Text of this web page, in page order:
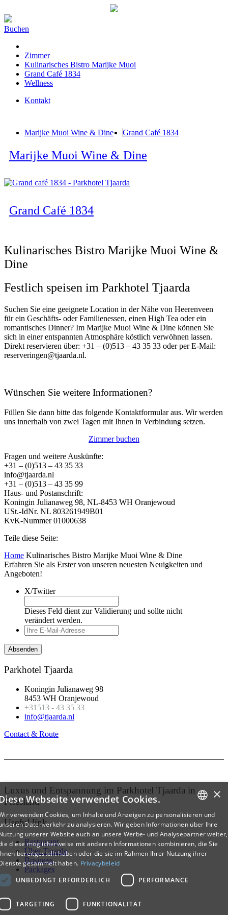
Buchen
Zimmer
Kulinarisches Bistro Marijke Muoi
Grand Café 1834
Wellness
Kontakt
Marijke Muoi Wine & Dine Grand Café 1834
Marijke Muoi Wine & Dine
Grand Café 1834
Kulinarisches Bistro Marijke Muoi Wine &
Dine
Festlich speisen im Parkhotel Tjaarda
Suchen Sie eine geeignete Location in der Nähe von Heerenveen
für ein Geschäfts- oder Familienessen, einen High Tea oder ein
romantisches Dinner? Im Marijke Muoi Wine & Dine können Sie
sich in einer entspannten Atmosphäre köstlich verwöhnen lassen.
Direkt reservieren über: +31 – (0)513 – 43 35 33 oder per E-Mail:
reserveringen@tjaarda.nl.
Wünschen Sie weitere Informationen?
Füllen Sie dann bitte das folgende Kontaktformular aus. Wir werden
uns innerhalb von zwei Tagen mit Ihnen in Verbindung setzen.
Zimmer buchen
Fragen und weitere Auskünfte:
+31 – (0)513 – 43 35 33
info@tjaarda.nl
+31 – (0)513 – 43 35 99
Haus- und Postanschrift:
Koningin Julianaweg 98, NL-8453 WH Oranjewoud
USt.-IdNr. NL 803261949B01
KvK-Nummer 01000638
Teile diese Seite:
Home Kulinarisches Bistro Marijke Muoi Wine & Dine
Erfahren Sie als Erster von unseren neuesten Neuigkeiten und
Angeboten!
X/Twitter
Dieses Feld dient zur Validierung und sollte nicht
verändert werden.
Parkhotel Tjaarda
Koningin Julianaweg 98
8453 WH Oranjewoud
+31513 - 43 35 33
info@tjaarda.nl
Contact & Route
Luxus und Entspannung im Parkhotel Tjaarda in
Friesland
Useful link
Restaurant
Über Tjaarda
Business
Packages
DUTCH
ENGLISH
GERMAN
×
Webseite verwendet Cookies.
verwenden Cookies, um Inhalte und Anzeigen zu personalisieren und
Datenverkehr zu analysieren. Wir geben Informationen über Ihre
unserer Website auch an unsere Werbe- und Analysepartner weiter,
diese möglicherweise mit anderen Informationen kombinieren, die Sie
bereitgestellt haben oder die sie im Rahmen Ihrer Nutzung ihrer
gesammelt haben. Privacybeleid
UNBEDINGT ERFORDERLICH
PERFORMANCE
TARGETING FUNKTIONALITÄT